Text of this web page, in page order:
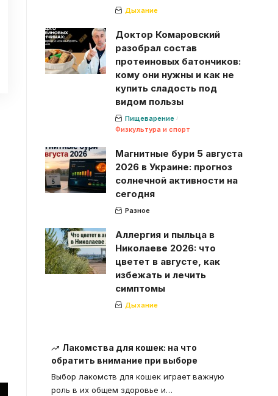
Дыхание
Доктор Комаровский
разобрал состав
протеиновых батончиков:
кому они нужны и как не
купить сладость под
видом пользы
Пищеварение
Физкультура и спорт
Магнитные бури 5 августа
2026 в Украине: прогноз
солнечной активности на
сегодня
Разное
Аллергия и пыльца в
Николаеве 2026: что
цветет в августе, как
избежать и лечить
симптомы
Дыхание
Лакомства для кошек: на что
обратить внимание при выборе
Выбор лакомств для кошек играет важную
роль в их общем здоровье и…